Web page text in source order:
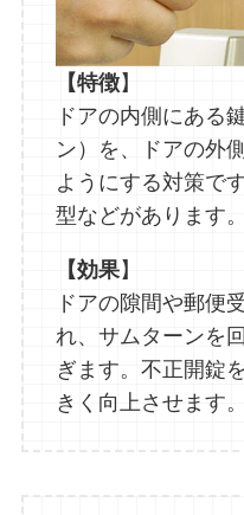
【特徴】
ドアの内側にある
ン）を、ドアの外
ようにする対策で
型などがあります。
【効果】
ドアの隙間や郵便
れ、サムターンを
ぎます。不正開錠
きく向上させます。